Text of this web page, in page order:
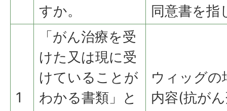
すか。
同意書を指
1
「がん治療を受
けた又は現に受
けていることが
わかる書類」と
ウィッグの
内容(抗が